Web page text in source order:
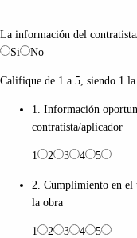
La información del
Si
No
Califique de 1 a 5, siendo 1
1. Información
contratista/aplicador
1 2 3 4 5
2. Cumplimiento en el
la obra
1 2 3 4 5